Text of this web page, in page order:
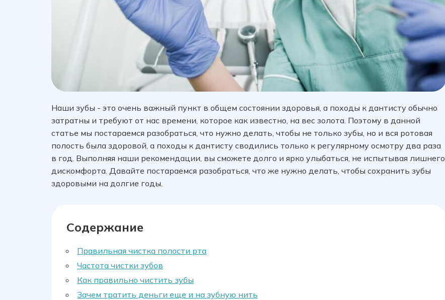
Наши зубы - это очень важный пункт в общем состоянии здоровья, а походы к дантисту обычно
затратны и требуют от нас времени, которое как известно, на вес золота. Поэтому в данной
статье мы постараемся разобраться, что нужно делать, чтобы не только зубы, но и вся ротовая
полость была здоровой, а походы к дантисту сводились только к регулярному осмотру два раза
в год. Выполняя наши рекомендации, вы сможете долго и ярко улыбаться, не испытывая лишнего
дискомфорта. Давайте постараемся разобраться, что же нужно делать, чтобы сохранить зубы
здоровыми на долгие годы.
Содержание
Правильная чистка полости рта
Частота чистки зубов
Как правильно чистить зубы
Зачем тратить деньги еще и на зубную нить